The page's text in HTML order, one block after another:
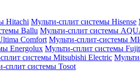
Hitachi Мульти-сплит системы Hisense
Ballu Мульти-сплит системы
Comfort Мульти-сплит-системы
Energolux Мульти-сплит системы
системы Mitsubishi Electric
сплит системы Tosot